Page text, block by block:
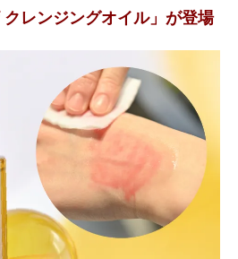
レンジングオイル」が登場